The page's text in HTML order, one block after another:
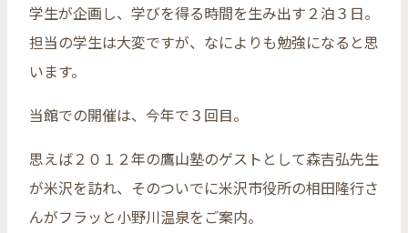
学生が企画し、学びを得る時間を生み出す２泊３日。
担当の学生は大変ですが、なによりも勉強になると思
います。
当館での開催は、今年で３回目。
思えば２０１２年の鷹山塾のゲストとして森吉弘先生
が米沢を訪れ、そのついでに米沢市役所の相田隆行さ
んがフラッと小野川温泉をご案内。